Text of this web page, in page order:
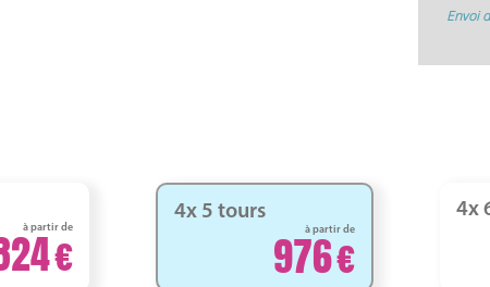
Envoi
à partir de
4x 5 tours
à partir de
976
4x